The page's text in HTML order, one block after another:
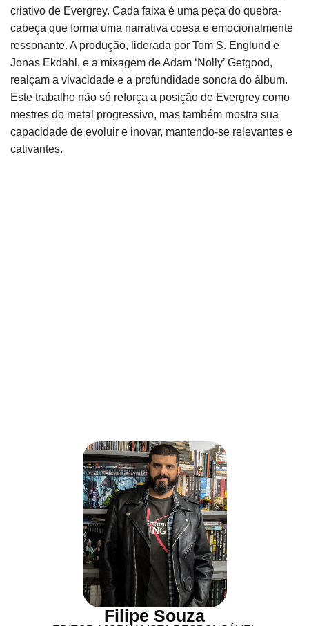
criativo de Evergrey. Cada faixa é uma peça do quebra-
cabeça que forma uma narrativa coesa e emocionalmente
ressonante. A produção, liderada por Tom S. Englund e
Jonas Ekdahl, e a mixagem de Adam ‘Nolly’ Getgood,
realçam a vivacidade e a profundidade sonora do álbum.
Este trabalho não só reforça a posição de Evergrey como
mestres do metal progressivo, mas também mostra sua
capacidade de evoluir e inovar, mantendo-se relevantes e
cativantes.
Filipe Souza